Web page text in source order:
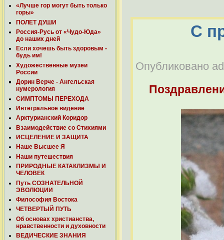
«Лучше гор могут быть только
горы»
ПОЛЕТ ДУШИ
Россия-Русь от «Чудо-Юда»
до наших дней
Если хочешь быть здоровым -
будь им!
Художественные музеи
России
Дорин Верче - Ангельская
нумерология
СИМПТОМЫ ПЕРЕХОДА
Интегральное видение
Арктурианский Коридор
Взаимодействие со Стихиями
ИСЦЕЛЕНИЕ И ЗАЩИТА
Наше Высшее Я
Наши путешествия
ПРИРОДНЫЕ КАТАКЛИЗМЫ И
ЧЕЛОВЕК
Путь СОЗНАТЕЛЬНОЙ
ЭВОЛЮЦИИ
Философия Востока
ЧЕТВЕРТЫЙ ПУТЬ
Об основах христианства,
нравственности и духовности
ВЕДИЧЕСКИЕ ЗНАНИЯ
С
Опубликовано